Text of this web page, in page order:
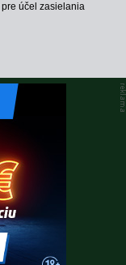
pre účel zasielania